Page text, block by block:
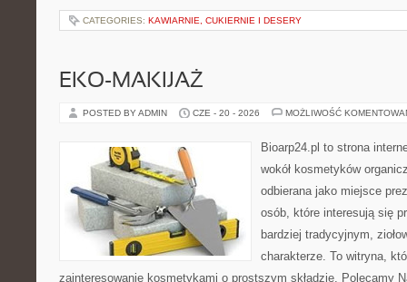
CATEGORIES: KAWIARNIE, CUKIERNIE I DESERY
EKO-MAKIJAŻ
POSTED BY ADMIN CZE - 20 - 2026 MOŻLIWOŚĆ
Bioarp24.pl to strona
wokół kosmetyków
odbierana jako miejsce
osób, które interesują się
bardziej tradycyjnym,
charakterze. To witryna,
zainteresowanie kosmetykami o prostszym składzie. Polecamy